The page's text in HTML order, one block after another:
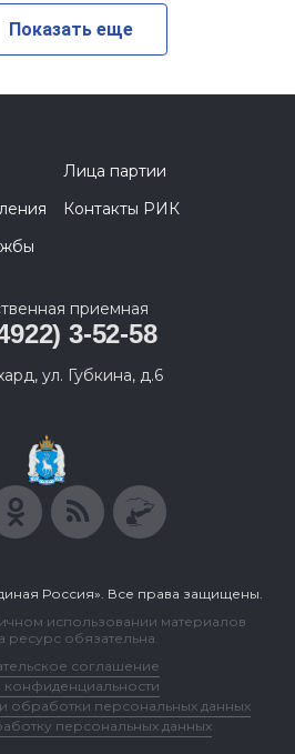
Показать еще
Лица партии
Контакты РИК
приемная
3-52-58
ул. Губкина, д.6
Россия». Все права защищены.
использовании материалов
ресурс обязательна.
соглашение
конфиденциальности
обработки персональных данных
персональных данных